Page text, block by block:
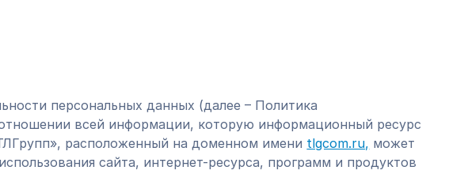
персональных данных (далее – Политика
всей информации, которую информационный ресурс
расположенный на доменном имени tlgcom.ru, может
сайта, интернет-ресурса, программ и продуктов